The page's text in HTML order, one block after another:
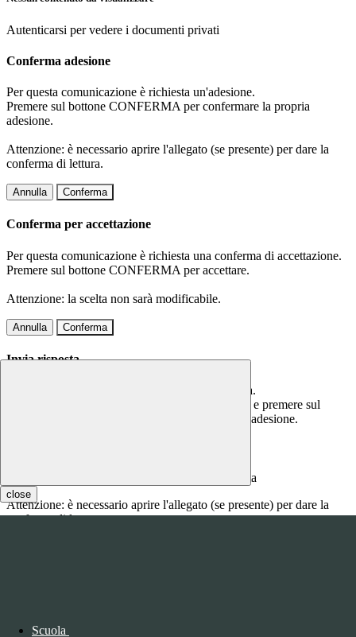
close
Scuola
Autenticarsi per vedere i documenti privati
Conferma adesione
Per questa comunicazione è richiesta un'adesione.
Premere sul bottone CONFERMA per confermare la propria
adesione.
Attenzione: è necessario aprire l'allegato (se presente) per dare la
conferma di lettura.
Annulla Conferma
Conferma per accettazione
Per questa comunicazione è richiesta una conferma di accettazione.
Premere sul bottone CONFERMA per accettare.
Attenzione: la scelta non sarà modificabile.
Annulla Conferma
Invia risposta
Per questa comunicazione è richiesta una risposta.
Scrivere la risposta nel campo di testo sottostante e premere sul
bottone CONFERMA per confermare la propria adesione.
Inserire qui la risposta
Attenzione: è necessario aprire l'allegato (se presente) per dare la
conferma di lettura.
Personalizza